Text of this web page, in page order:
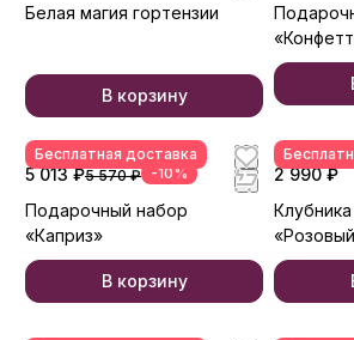
Белая магия гортензии
В корзину
Бесплатная доставка
5 013 ₽5 570 ₽ -10%
Подарочный набор
«Каприз»
В корзину
2 990 ₽